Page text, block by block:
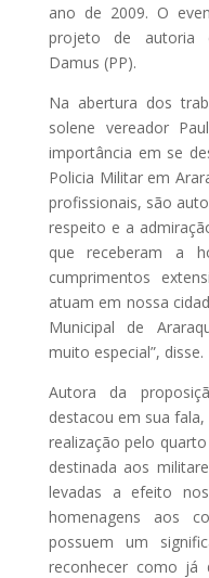
ano de 2009. O
projeto de autoria
Damus (PP).
Na abertura dos
solene vereador
importância em se
Policia Militar em
profissionais, são
respeito e a
que receberam a
cumprimentos
atuam em nossa
Municipal de
muito especial”, disse.
Autora da
destacou em sua
realização pelo
destinada aos
levadas a efeito
homenagens aos
possuem um
reconhecer como já